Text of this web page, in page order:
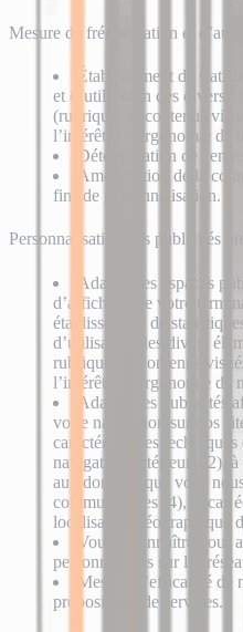
Mesure de fréquentation et
Établissement de
et d’utilisation des divers
(rubriques et contenus
l’intérêt et l’ergonomie de
Détermination de
Amélioration de la
fins de personnalisation.
Personnalisation des publicités
Adapter les espaces
d’affichage de votre
établissement de
d’utilisation des divers
rubriques et contenus
l’intérêt et l’ergonomie de
Adapter les publicités
votre navigation sur nos
caractéristiques
navigation antérieurs (2), à
aux données que vous
communiquées (4), le cas
localisation géographique
Vous reconnaître pour
personnalisées sur les
Mesurer l’efficacité de
propositions de services.